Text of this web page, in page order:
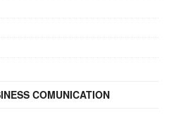
COMUNICATION